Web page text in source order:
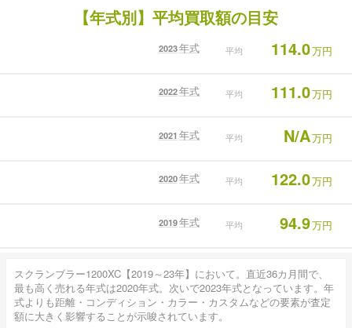
【年式別】平均買取額の目安
2023年式 平均 114.0万円
2022年式 平均 111.0万円
2021 年式 平均 N/A万円
2020年式 平均 122.0万円
2019年式 平均 94.9万円
スクランブラー1200XC【2019～23年】において。直近36カ月間で、
最も高く売れる年式は2020年式。次いで2023年式となっています。年
式よりも距離・コンディション・カラー・カスタムなどの要素が査定
額に大きく影響することが示唆されています。